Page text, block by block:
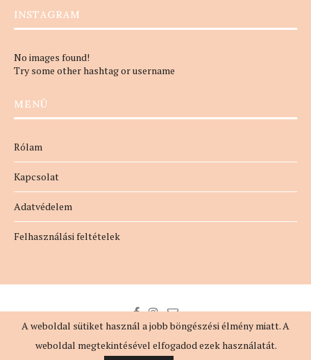
INSTAGRAM
No images found!
Try some other hashtag or username
MENÜ
Rólam
Kapcsolat
Adatvédelem
Felhasználási feltételek
A weboldal sütiket használ a jobb böngészési élmény miatt. A
weboldal megtekintésével elfogadod ezek használatát.